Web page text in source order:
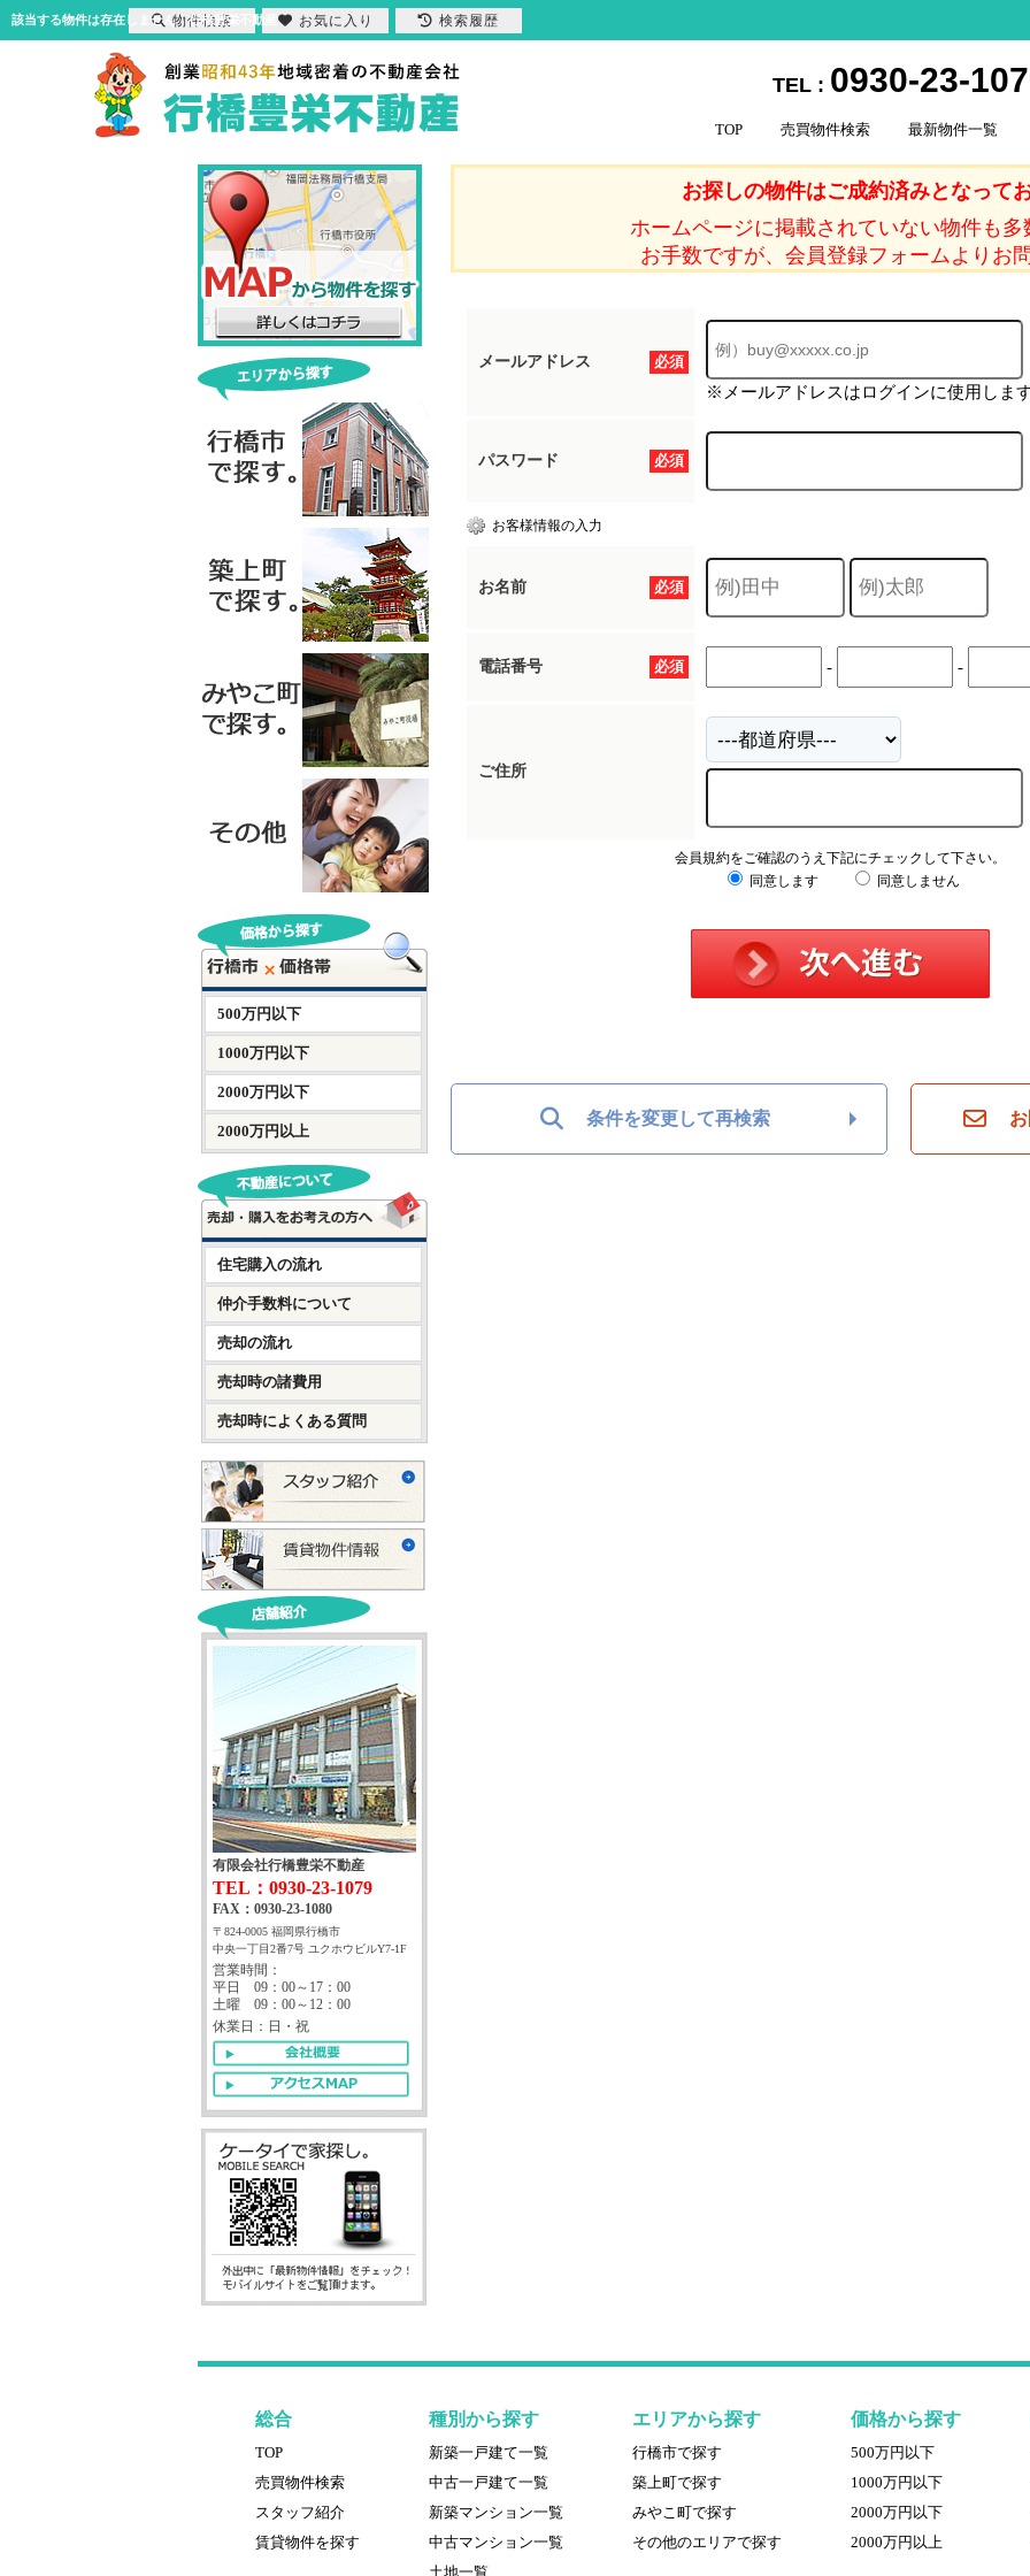
該当する物件は存在しません｜行橋豊栄不動産
TEL : 0930-23-
TOP 売買物件検索 最新物件一覧
お探しの物件はご成約済みとなってお
ホームページに掲載されていない物件も多
お手数ですが、会員登録フォームよりお
必須
メールアドレス
※メールアドレスはログインに使用します
必須
パスワード
お客様情報の入力
必須
お名前
必須
電話番号 - -
ご住所
会員規約をご確認のうえ下記にチェックして下さい。
同意します
同意しません
条件を変更して再検索
500万円以下
1000万円以下
2000万円以下
2000万円以上
住宅購入の流れ
仲介手数料について
売却の流れ
売却時の諸費用
売却時によくある質問
有限会社行橋豊栄不動産
TEL：0930-23-1079
FAX：0930-23-1080
〒824-0005 福岡県行橋市
中央一丁目2番7号 ユクホウビルY7-1F
営業時間：
平日 09：00～17：00
土曜 09：00～12：00
休業日：日・祝
総合
TOP
売買物件検索
スタッフ紹介
賃貸物件を探す
種別から探す
新築一戸建て一覧
中古一戸建て一覧
新築マンション一覧
中古マンション一覧
土地一覧
エリアから探す
行橋市で探す
築上町で探す
みやこ町で探す
その他のエリアで探す
価格から探す
500万円以下
1000万円以下
2000万円以下
2000万円以上
物件検索 お気に入り 検索履歴